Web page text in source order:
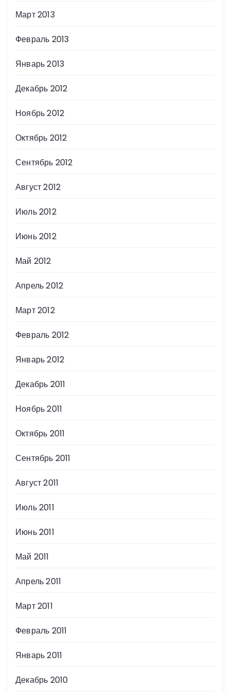
Март 2013
Февраль 2013
Январь 2013
Декабрь 2012
Ноябрь 2012
Октябрь 2012
Сентябрь 2012
Август 2012
Июль 2012
Июнь 2012
Май 2012
Апрель 2012
Март 2012
Февраль 2012
Январь 2012
Декабрь 2011
Ноябрь 2011
Октябрь 2011
Сентябрь 2011
Август 2011
Июль 2011
Июнь 2011
Май 2011
Апрель 2011
Март 2011
Февраль 2011
Январь 2011
Декабрь 2010